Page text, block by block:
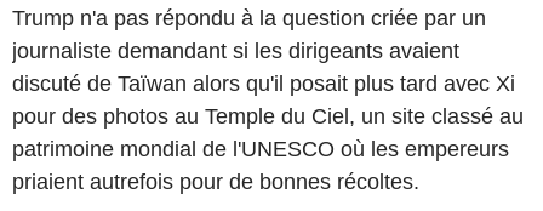
Trump n'a pas répondu à la question criée par un
journaliste demandant si les dirigeants avaient
discuté de Taïwan alors qu'il posait plus tard avec Xi
pour des photos au Temple du Ciel, un site classé au
patrimoine mondial de l'UNESCO où les empereurs
priaient autrefois pour de bonnes récoltes.